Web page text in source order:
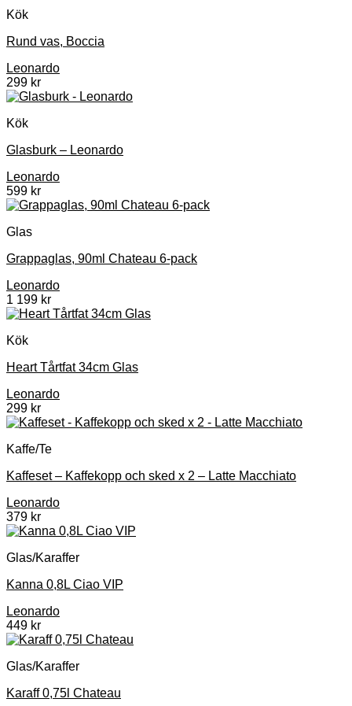
Kök
Rund vas, Boccia
Leonardo
299 kr
Kök
Glasburk – Leonardo
Leonardo
599 kr
Glas
Grappaglas, 90ml Chateau 6-pack
Leonardo
1 199 kr
Kök
Heart Tårtfat 34cm Glas
Leonardo
299 kr
Kaffe/Te
Kaffeset – Kaffekopp och sked x 2 – Latte Macchiato
Leonardo
379 kr
Glas/Karaffer
Kanna 0,8L Ciao VIP
Leonardo
449 kr
Glas/Karaffer
Karaff 0,75l Chateau